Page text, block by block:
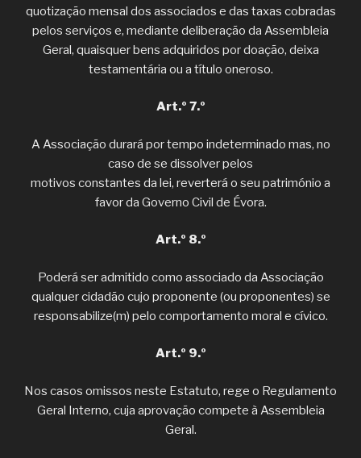
quotização mensal dos associados e das taxas cobradas
pelos serviços e, mediante deliberação da Assembleia
Geral, quaisquer bens adquiridos por doação, deixa
testamentária ou a título oneroso.
Art.º 7.º
A Associação durará por tempo indeterminado mas, no
caso de se dissolver pelos
motivos constantes da lei, reverterá o seu património a
favor da Governo Civil de Évora.
Art.º 8.º
Poderá ser admitido como associado da Associação
qualquer cidadão cujo proponente (ou proponentes) se
responsabilize(m) pelo comportamento moral e cívico.
Art.º 9.º
Nos casos omissos neste Estatuto, rege o Regulamento
Geral Interno, cuja aprovação compete à Assembleia
Geral.